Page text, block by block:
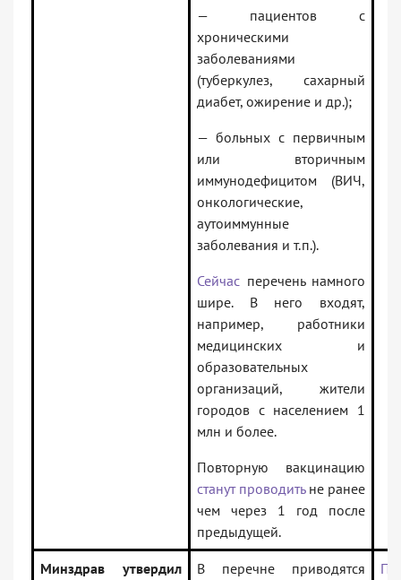
— пациентов с
хроническими
заболеваниями
(туберкулез, сахарный
диабет, ожирение и др.);
— больных с первичным
или вторичным
иммунодефицитом (ВИЧ,
онкологические,
аутоиммунные
заболевания и т.п.).
Сейчас перечень намного
шире. В него входят,
например, работники
медицинских и
образовательных
организаций, жители
городов с населением 1
млн и более.
Повторную вакцинацию
станут проводитьне ранее
чем через 1 год после
предыдущей.
Минздрав утвердил
В перечне приводятся